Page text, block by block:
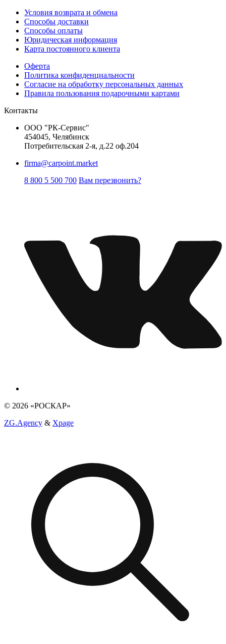
Условия возврата и обмена
Способы доставки
Способы оплаты
Юридическая информация
Карта постоянного клиента
Оферта
Политика конфиденциальности
Согласие на обработку персональных данных
Правила пользования подарочными картами
Контакты
ООО "РК-Сервис"
454045, Челябинск
Потребительская 2-я, д.22 оф.204
firma@carpoint.market
8 800 5 500 700 Вам перезвонить?
© 2026 «РОСКАР»
ZG.Agency & Xpage